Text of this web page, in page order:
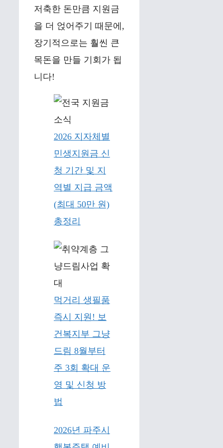
저축한 돈만큼 지원금
을 더 얹어주기 때문에,
장기적으로는 훨씬 큰
목돈을 만들 기회가 됩
니다!
2026 지자체별
민생지원금 신
청 기간 및 지
역별 지급 금액
(최대 50만 원)
총정리
먹거리 생필품
즉시 지원! 보
건복지부 그냥
드림 8월부터
주 3회 확대 운
영 및 신청 방
법
2026년 파주시